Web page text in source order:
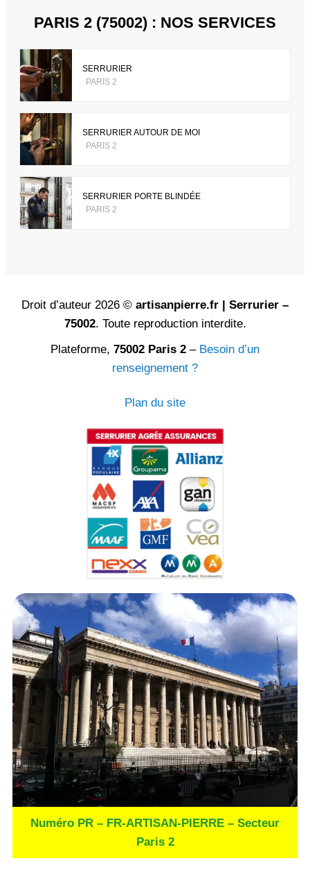
PARIS 2 (75002) : NOS SERVICES
SERRURIER
PARIS 2
SERRURIER AUTOUR DE MOI
PARIS 2
SERRURIER PORTE BLINDÉE
PARIS 2
Droit d’auteur 2026 © artisanpierre.fr | Serrurier –
75002. Toute reproduction interdite.
Plateforme, 75002 Paris 2 – Besoin d’un
renseignement ?
Plan du site
Numéro PR – FR-ARTISAN-PIERRE – Secteur
Paris 2